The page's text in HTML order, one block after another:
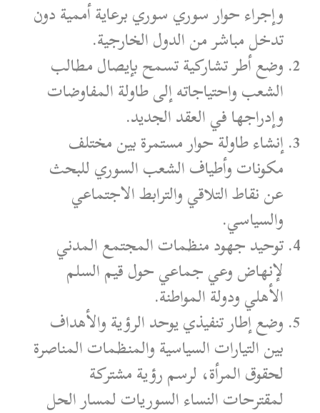
وإجراء حوار سوري سوري برعاية أممية دون
تدخل مباشر من الدول الخارجية.
وضع أطر تشاركية تسمح بإيصال مطالب
الشعب واحتياجاته إلى طاولة المفاوضات
وإدراجها في العقد الجديد.
إنشاء طاولة حوار مستمرة بين مختلف
مكونات وأطياف الشعب السوري للبحث
عن نقاط التلاقي والترابط الاجتماعي
والسياسي.
توحيد جهود منظمات المجتمع المدني
لإنهاض وعي جماعي حول قيم السلم
الأهلي ودولة المواطنة.
وضع إطار تنفيذي يوحد الرؤية والأهداف
بين التيارات السياسية والمنظمات المناصرة
لحقوق المرأة، لرسم رؤية مشتركة
لمقترحات النساء السوريات لمسار الحل